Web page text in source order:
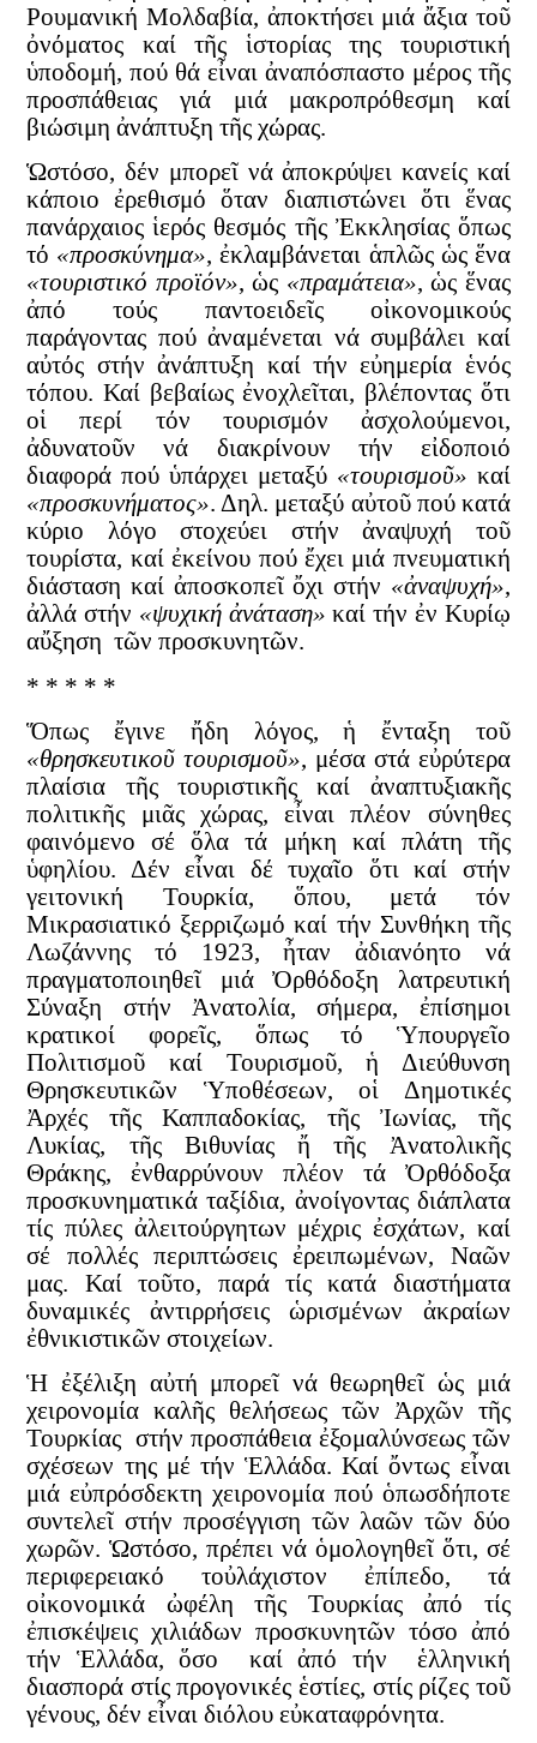
Ρουμανική Μολδαβία, ἀποκτήσει μιά ἄξια τοῦ
ὀνόματος καί τῆς ἱστορίας της τουριστική
ὑποδομή, πού θά εἶναι ἀναπόσπαστο μέρος τῆς
προσπάθειας γιά μιά μακροπρόθεσμη καί
βιώσιμη ἀνάπτυξη τῆς χώρας.
Ὡστόσο, δέν μπορεῖ νά ἀποκρύψει κανείς καί
κάποιο ἐρεθισμό ὅταν διαπιστώνει ὅτι ἕνας
πανάρχαιος ἱερός θεσμός τῆς Ἐκκλησίας ὅπως
τό «προσκύνημα», ἐκλαμβάνεται ἁπλῶς ὡς ἕνα
«τουριστικό προϊόν», ὡς «πραμάτεια», ὡς ἕνας
ἀπό τούς παντοειδεῖς οἰκονομικούς
παράγοντας πού ἀναμένεται νά συμβάλει καί
αὐτός στήν ἀνάπτυξη καί τήν εὐημερία ἑνός
τόπου. Καί βεβαίως ἐνοχλεῖται, βλέποντας ὅτι
οἱ περί τόν τουρισμόν ἀσχολούμενοι,
ἀδυνατοῦν νά διακρίνουν τήν εἰδοποιό
διαφορά πού ὑπάρχει μεταξύ «τουρισμοῦ» καί
«προσκυνήματος». Δηλ. μεταξύ αὐτοῦ πού κατά
κύριο λόγο στοχεύει στήν ἀναψυχή τοῦ
τουρίστα, καί ἐκείνου πού ἔχει μιά πνευματική
διάσταση καί ἀποσκοπεῖ ὄχι στήν «ἀναψυχή»,
ἀλλά στήν «ψυχική ἀνάταση» καί τήν ἐν Κυρίῳ
αὔξηση τῶν προσκυνητῶν.
* * * * *
Ὅπως ἔγινε ἤδη λόγος, ἡ ἔνταξη τοῦ
«θρησκευτικοῦ τουρισμοῦ», μέσα στά εὐρύτερα
πλαίσια τῆς τουριστικῆς καί ἀναπτυξιακῆς
πολιτικῆς μιᾶς χώρας, εἶναι πλέον σύνηθες
φαινόμενο σέ ὅλα τά μήκη καί πλάτη τῆς
ὑφηλίου. Δέν εἶναι δέ τυχαῖο ὅτι καί στήν
γειτονική Τουρκία, ὅπου, μετά τόν
Μικρασιατικό ξερριζωμό καί τήν Συνθήκη τῆς
Λωζάννης τό 1923, ἦταν ἀδιανόητο νά
πραγματοποιηθεῖ μιά Ὀρθόδοξη λατρευτική
Σύναξη στήν Ἀνατολία, σήμερα, ἐπίσημοι
κρατικοί φορεῖς, ὅπως τό Ὑπουργεῖο
Πολιτισμοῦ καί Τουρισμοῦ, ἡ Διεύθυνση
Θρησκευτικῶν Ὑποθέσεων, οἱ Δημοτικές
Ἀρχές τῆς Καππαδοκίας, τῆς Ἰωνίας, τῆς
Λυκίας, τῆς Βιθυνίας ἤ τῆς Ἀνατολικῆς
Θράκης, ἐνθαρρύνουν πλέον τά Ὀρθόδοξα
προσκυνηματικά ταξίδια, ἀνοίγοντας διάπλατα
τίς πύλες ἀλειτούργητων μέχρις ἐσχάτων, καί
σέ πολλές περιπτώσεις ἐρειπωμένων, Ναῶν
μας. Καί τοῦτο, παρά τίς κατά διαστήματα
δυναμικές ἀντιρρήσεις ὡρισμένων ἀκραίων
ἐθνικιστικῶν στοιχείων.
Ἡ ἐξέλιξη αὐτή μπορεῖ νά θεωρηθεῖ ὡς μιά
χειρονομία καλῆς θελήσεως τῶν Ἀρχῶν τῆς
Τουρκίας στήν προσπάθεια ἐξομαλύνσεως τῶν
σχέσεων της μέ τήν Ἑλλάδα. Καί ὄντως εἶναι
μιά εὐπρόσδεκτη χειρονομία πού ὁπωσδήποτε
συντελεῖ στήν προσέγγιση τῶν λαῶν τῶν δύο
χωρῶν. Ὡστόσο, πρέπει νά ὁμολογηθεῖ ὅτι, σέ
περιφερειακό τοὐλάχιστον ἐπίπεδο, τά
οἰκονομικά ὠφέλη τῆς Τουρκίας ἀπό τίς
ἐπισκέψεις χιλιάδων προσκυνητῶν τόσο ἀπό
τήν Ἑλλάδα, ὅσο καί ἀπό τήν ἑλληνική
διασπορά στίς προγονικές ἑστίες, στίς ρίζες τοῦ
γένους, δέν εἶναι διόλου εὐκαταφρόνητα.